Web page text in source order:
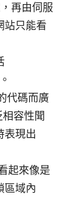
再由伺服
站只能看
代碼而廣
容性聞
表現出
起來像是
區域內